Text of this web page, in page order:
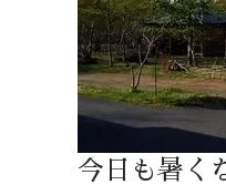
今日も暑く